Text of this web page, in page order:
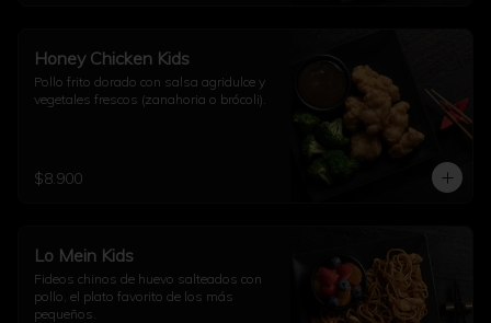
Honey Chicken Kids
Pollo frito dorado con salsa agridulce y
vegetales frescos (zanahoria o brócoli).
$8.900
Lo Mein Kids
Fideos chinos de huevo salteados con
pollo, el plato favorito de los más
pequeños.